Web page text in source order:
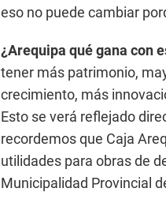
eso no puede cambiar
¿Arequipa qué gana con
tener más patrimonio,
crecimiento, más
Esto se verá reflejado
recordemos que Caja
utilidades para obras de
Municipalidad Provincial